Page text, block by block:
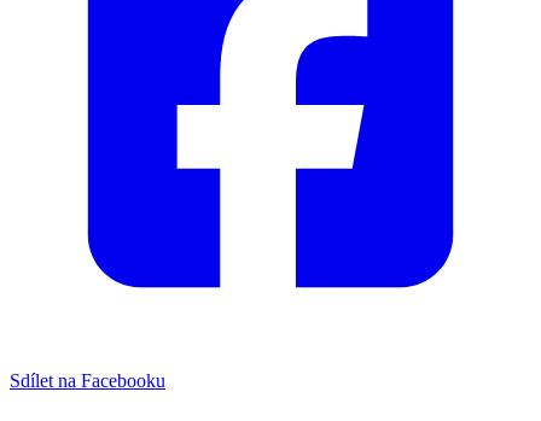
Sdílet na Facebooku